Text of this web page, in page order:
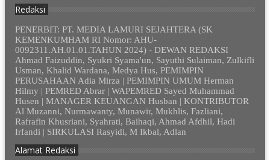
Redaksi
PENERBIT: PT. MEDIA LAMURI SEJAHTERA (SK
KEMENKUMHAM RI Nomor: AHU-
0092311.AH.01.01.TAHUN 2024) - DEWAN REDAKSI
Ahmad Faizuddin, Syukri Syama'un, Sayuthi Sulaiman, Zulkifli
Usman, Khalid Wardana, Medya Hus, PEMIMPIN
PERUSAHAAN Adia Mirza | PEMIMPIN UMUM Herman
Hilmy | PEMRED Abrar | WAPEMRED Sayed Muhammad
Husen | MANAGER KEUANGAN Husban | KONTRIBUTOR
Al Muzanni, Nurmawanty, Munawir, Mukhlis, Fazliani,
Rafrafin Khusriani, Syahrati, Baihaqi, Ahmad Afdhil, Hadi
Irfandi | SIRKULASI Rasyidi, M Ikbal, Adlan
Alamat Redaksi